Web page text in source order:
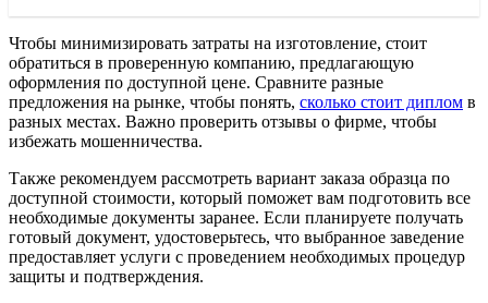
Чтобы минимизировать затраты на изготовление, стоит
обратиться в проверенную компанию, предлагающую
оформления по доступной цене. Сравните разные
предложения на рынке, чтобы понять, сколько стоит диплом в
разных местах. Важно проверить отзывы о фирме, чтобы
избежать мошенничества.
Также рекомендуем рассмотреть вариант заказа образца по
доступной стоимости, который поможет вам подготовить все
необходимые документы заранее. Если планируете получать
готовый документ, удостоверьтесь, что выбранное заведение
предоставляет услуги с проведением необходимых процедур
защиты и подтверждения.